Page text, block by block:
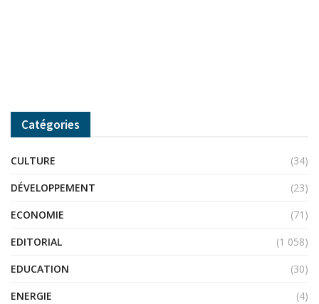
Catégories
CULTURE
(34)
DÉVELOPPEMENT
(23)
ECONOMIE
(71)
EDITORIAL
(1 058)
EDUCATION
(30)
ENERGIE
(4)